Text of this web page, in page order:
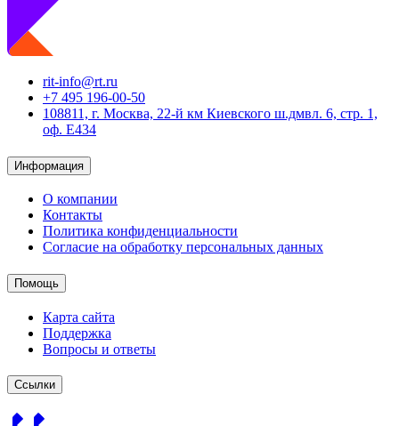
rit-info@rt.ru
+7 495 196-00-50
108811, г. Москва, 22-й км Киевского ш.дмвл. 6, стр. 1,
оф. Е434
Информация
О компании
Контакты
Политика конфиденциальности
Согласие на обработку персональных данных
Помощь
Карта сайта
Поддержка
Вопросы и ответы
Ссылки